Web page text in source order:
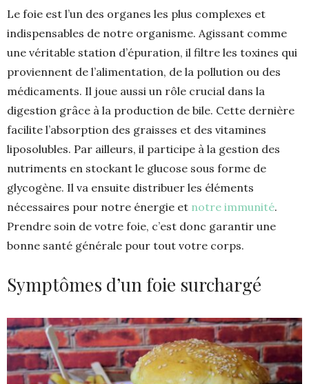
Le foie est l’un des organes les plus complexes et
indispensables de notre organisme. Agissant comme
une véritable station d’épuration, il filtre les toxines qui
proviennent de l’alimentation, de la pollution ou des
médicaments. Il joue aussi un rôle crucial dans la
digestion grâce à la production de bile. Cette dernière
facilite l’absorption des graisses et des vitamines
liposolubles. Par ailleurs, il participe à la gestion des
nutriments en stockant le glucose sous forme de
glycogène. Il va ensuite distribuer les éléments
nécessaires pour notre énergie et notre immunité.
Prendre soin de votre foie, c’est donc garantir une
bonne santé générale pour tout votre corps.
Symptômes d’un foie surchargé